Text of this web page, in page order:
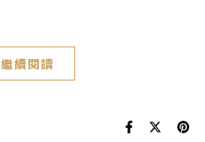
繼續閱讀